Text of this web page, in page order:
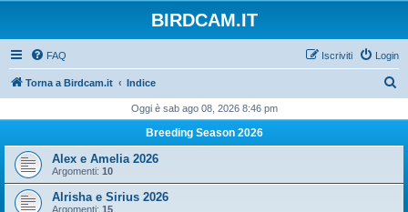
BIRDCAM.IT
FAQ Login
Iscriviti
Torna a Birdcam.it Indice
c
Oggi è sab ago 08, 2026 8:46 pm
Breeding Season 2026
Alex e Amelia 2026
Argomenti: 10
Alrisha e Sirius 2026
Argomenti: 15